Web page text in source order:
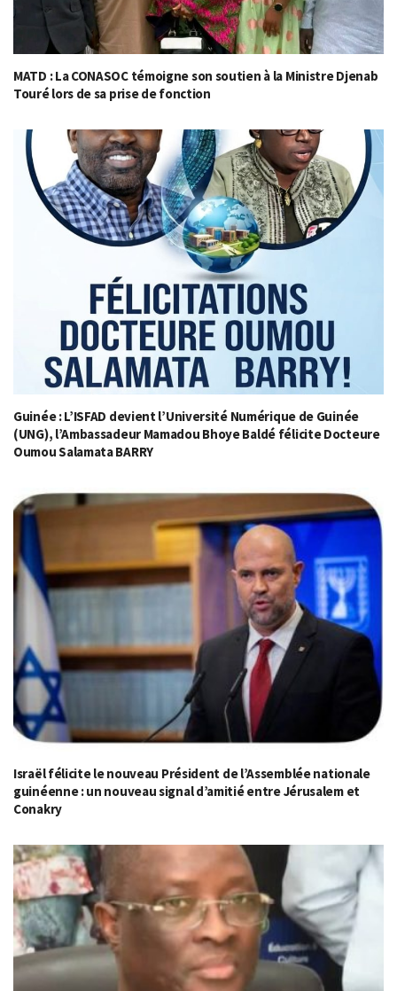
MATD : La CONASOC témoigne son soutien à la Ministre Djenab
Touré lors de sa prise de fonction
Guinée : L’ISFAD devient l’Université Numérique de Guinée
(UNG), l’Ambassadeur Mamadou Bhoye Baldé félicite Docteure
Oumou Salamata BARRY
Israël félicite le nouveau Président de l’Assemblée nationale
guinéenne : un nouveau signal d’amitié entre Jérusalem et
Conakry